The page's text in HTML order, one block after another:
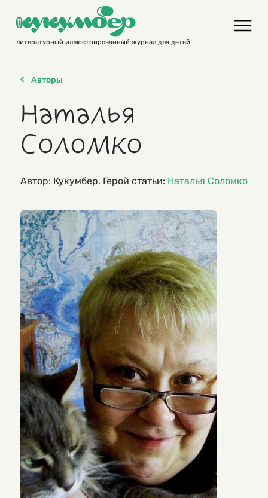
contentлитературный иллюстрированный журнал для детей
Авторы
Наталья
Соломко
Автор: Кукумбер. Герой статьи: Наталья Соломко